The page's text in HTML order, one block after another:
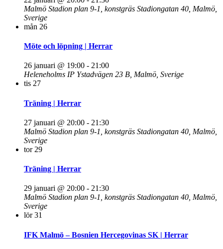
Malmö Stadion plan 9-1, konstgräs Stadiongatan 40, Malmö,
Sverige
mån 26
Möte och löpning | Herrar
26 januari @ 19:00 - 21:00
Heleneholms IP Ystadvägen 23 B, Malmö, Sverige
tis 27
Träning | Herrar
27 januari @ 20:00 - 21:30
Malmö Stadion plan 9-1, konstgräs Stadiongatan 40, Malmö,
Sverige
tor 29
Träning | Herrar
29 januari @ 20:00 - 21:30
Malmö Stadion plan 9-1, konstgräs Stadiongatan 40, Malmö,
Sverige
lör31
IFK Malmö – Bosnien Hercegovinas SK | Herrar